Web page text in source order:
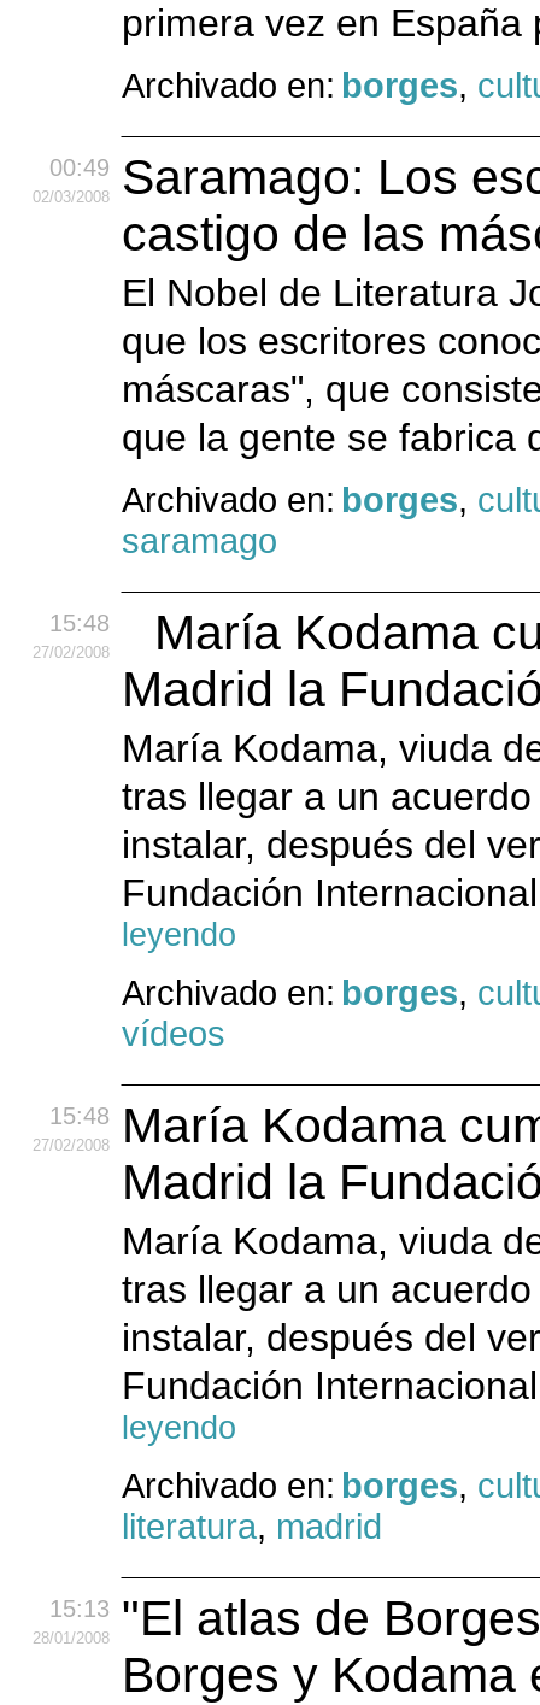
primera vez en
Archivado en: borges,
00:49
02/03/2008
Saramago: Los
castigo de las
El Nobel de Literatura
que los escritores
máscaras", que
que la gente se fabrica
Archivado en: borges,
saramago
15:48
27/02/2008
María Kodama
Madrid la
María Kodama, viuda
tras llegar a un
instalar, después del
Fundación
leyendo
Archivado en: borges,
vídeos
15:48
27/02/2008
María Kodama
Madrid la
María Kodama, viuda
tras llegar a un
instalar, después del
Fundación
leyendo
Archivado en: borges,
literatura, madrid
15:13
28/01/2008
"El atlas de
Borges y Kodama